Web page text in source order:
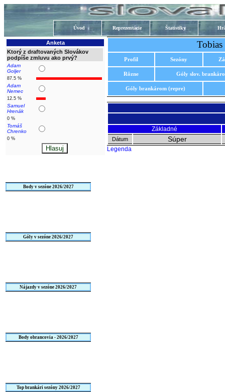
Úvod Reprezentácie Štatistiky
Anketa
Ktorý z draftovaných Slovákov
podpíše zmluvu ako prvý?
Adam
Goljer
87.5 %
Adam
Nemec
12.5 %
Samuel
Hrenák
0 %
Tomáš
Chrenko
0 %
Body v sezóne 2026/2027
Góly v sezóne 2026/2027
Nájazdy v sezóne 2026/2027
Body obrancovia - 2026/2027
Top brankári sezóny 2026/2027
Profil Sezóny
Rôzne Góly slov.
Góly brankárom (repre)
Základné
Dátum Súper
Legenda